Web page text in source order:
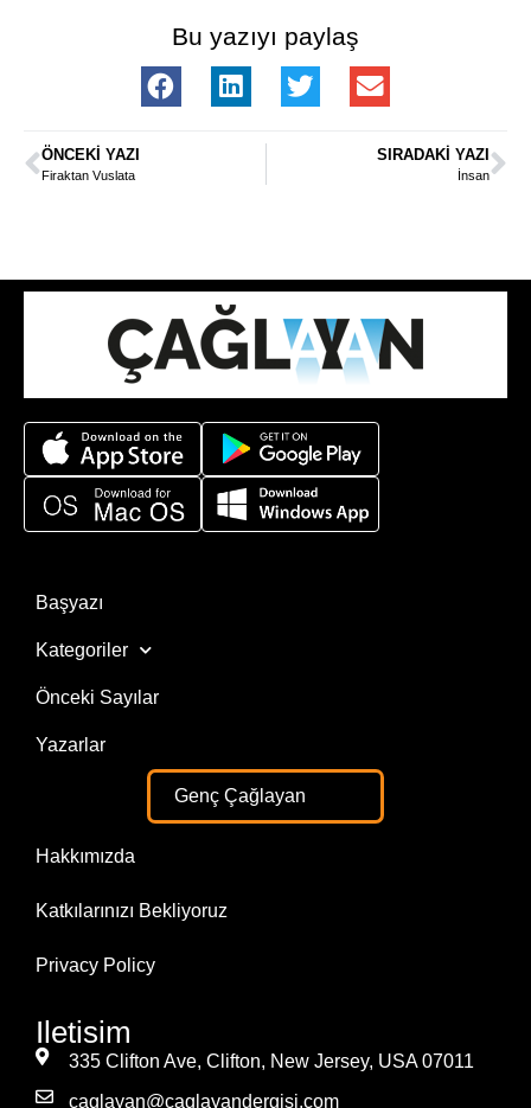
Bu yazıyı paylaş
ÖNCEKI YAZI
Firaktan Vuslata
SIRADAKI YAZI
İnsan
Başyazı
Kategoriler
Önceki Sayılar
Yazarlar
Genç Çağlayan
Hakkımızda
Katkılarınızı Bekliyoruz
Privacy Policy
Iletisim
335 Clifton Ave, Clifton, New Jersey, USA 07011
caglayan@caglayandergisi.com